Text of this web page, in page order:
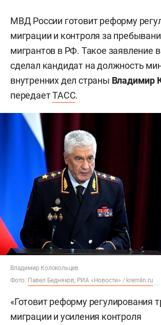
МВД России готовит реформу
миграции и контроля за
мигрантов в РФ. Такое заявление
сделал кандидат на должность
внутренних дел страны Владимир
передаетТАСС.
Владимир Колокольцев
Фото: Павел Бедняков, РИА «Новости» / kremlin.ru
«Готовит реформу регулирования
миграции и усиления контроля